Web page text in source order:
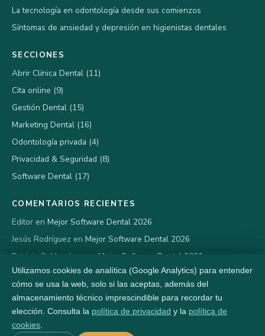
La tecnología en odontología desde sus comienzos
Síntomas de ansiedad y depresión en higienistas dentales
SECCIONES
Abrir Clínica Dental (11)
Cita online (9)
Gestión Dental (15)
Marketing Dental (16)
Odontología privada (4)
Privacidad & Seguridad (8)
Software Dental (17)
COMENTARIOS RECIENTES
Editor en Mejor Software Dental 2026
Jesús Rodríguez en Mejor Software Dental 2026
Patricia G. Mendoza en Mejor Software Dental 2026
GestiónDental.org es un proyecto editorial de Massive Bionics
LLC, desarrolladora de XDentalCloud y DriCloud.
información
Utilizamos cookies de analítica (Google Analytics) para entender
cómo se usa la web, solo si las aceptas, además del
almacenamiento técnico imprescindible para recordar tu
elección. Consulta la política de privacidad y la política de
cookies